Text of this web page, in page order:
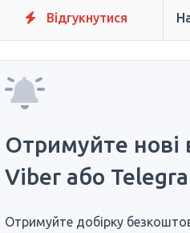
Відгукнутися
Отримуйте нові
Viber або
Отримуйте добірку